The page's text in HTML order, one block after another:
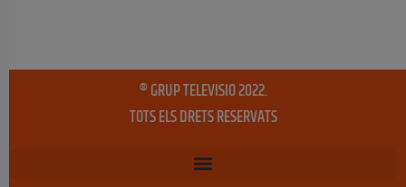
® GRUP TELEVISIO 2022.
TOTS ELS DRETS RESERVATS